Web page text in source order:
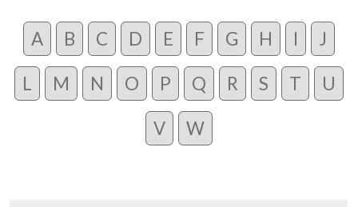
A B C D E F G H I J
L M N O P Q R S T U
V W